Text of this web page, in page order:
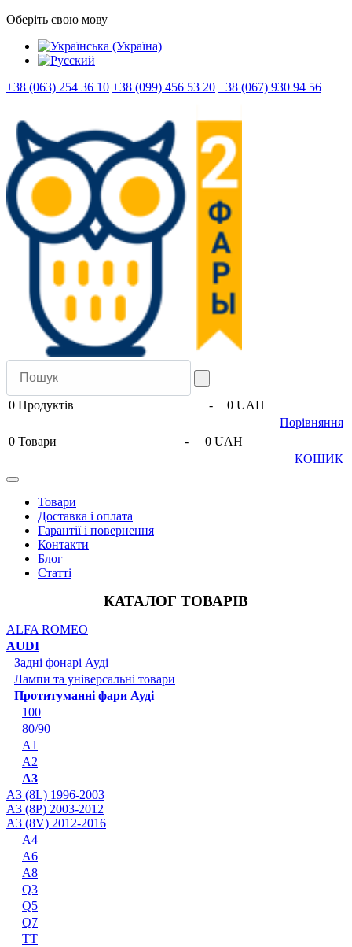
Оберіть свою мову
+38 (063) 254 36 10 +38 (099) 456 53 20 +38 (067) 930 94 56
0 Продуктів -
0 UAH
Порівняння
0 Товари -
0 UAH
КОШИК
Товари
Доставка і оплата
Гарантії і повернення
Контакти
Блог
Статті
КАТАЛОГ ТОВАРІВ
ALFA ROMEO
AUDI
Задні фонарі Ауді
Лампи та універсальні товари
Протитуманні фари Ауді
100
80/90
A1
A2
A3
A3 (8L) 1996-2003
A3 (8P) 2003-2012
A3 (8V) 2012-2016
A4
A6
A8
Q3
Q5
Q7
TT